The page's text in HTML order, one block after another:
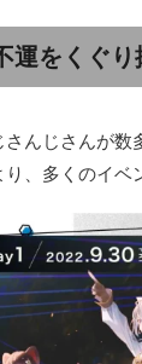
運をくぐり
さんじさんが
、多くのイベ